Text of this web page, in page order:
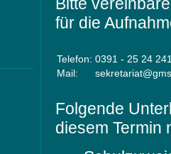
Bitte
für die
Telefon: 0391 - 25 24
Mail:
Folgende
diesem Termin